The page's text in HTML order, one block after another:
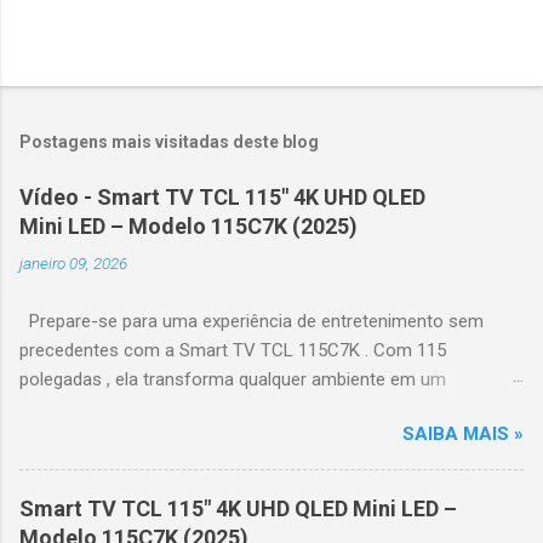
Postagens mais visitadas deste blog
Vídeo - Smart TV TCL 115" 4K UHD QLED
Mini LED – Modelo 115C7K (2025)
janeiro 09, 2026
Prepare-se para uma experiência de entretenimento sem
precedentes com a Smart TV TCL 115C7K . Com 115
polegadas , ela transforma qualquer ambiente em um
e realistas. 🌟 Destaques do produto Tela QLED Mini LED 115” :
controle de iluminação preciso, brilho intenso e cores
vibrantes. Resolução 4K UHD : detalhes impressionantes e
contraste profundo em cada cena. Processador AiPQ :
SAIBA MAIS »
Smart TV TCL 115" 4K UHD QLED Mini LED –
Modelo 115C7K (2025)